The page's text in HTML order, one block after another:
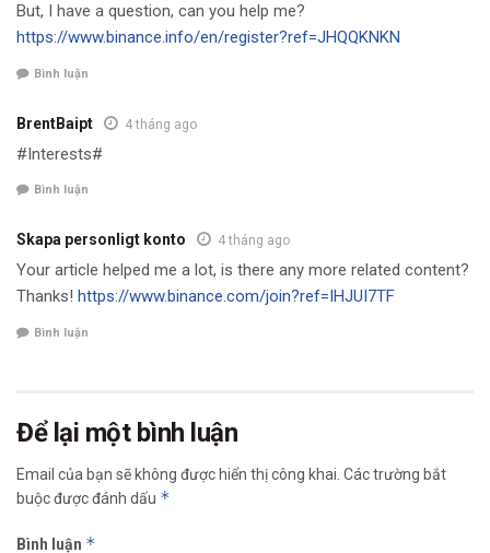
But, I have a question, can you help me?
https://www.binance.info/en/register?ref=JHQQKNKN
Bình luận
BrentBaipt 4 tháng ago
#Interests#
Bình luận
Skapa personligt konto 4 tháng ago
Your article helped me a lot, is there any more related content?
Thanks! https://www.binance.com/join?ref=IHJUI7TF
Bình luận
Để lại một bình luận
Email của bạn sẽ không được hiển thị công khai. Các trường bắt
buộc được đánh dấu *
Bình luận *